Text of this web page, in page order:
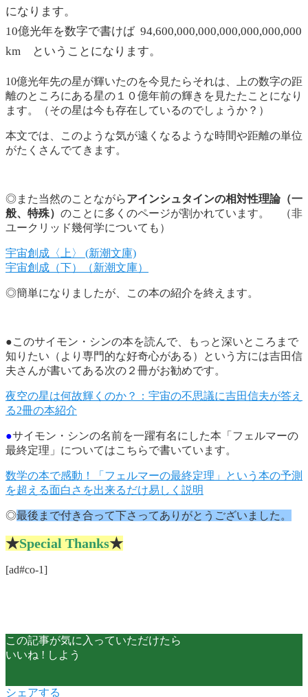
になります。
10億光年を数字で書けば 94,600,000,000,000,000,000,000
km ということになります。
10億光年先の星が輝いたのを今見たらそれは、上の数字の距
離のところにある星の１０億年前の輝きを見たたことになり
ます。（その星は今も存在しているのでしょうか？）
本文では、このような気が遠くなるような時間や距離の単位
がたくさんでてきます。
◎また当然のことながらアインシュタインの相対性理論（一
般、特殊） のことに多くのページが割かれています。 （非
ユークリッド幾何学についても）
宇宙創成〈上〉 (新潮文庫)
宇宙創成（下）（新潮文庫）
◎簡単になりましたが、この本の紹介を終えます。
●このサイモン・シンの本を読んで、もっと深いところまで
知りたい（より専門的な好奇心がある）という方には吉田信
夫さんが書いてある次の２冊がお勧めです。
夜空の星は何故輝くのか？：宇宙の不思議に吉田信夫が答え
る2冊の本紹介
●サイモン・シンの名前を一躍有名にした本「フェルマーの
最終定理」についてはこちらで書いています。
数学の本で感動！「フェルマーの最終定理」という本の予測
を超える面白さを出来るだけ易しく説明
◎最後まで付き合って下さってありがとうございました。
★Special Thanks★
[ad#co-1]
この記事が気に入っていただけたら
いいね ! しよう
シェアする